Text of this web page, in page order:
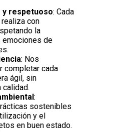
respetuoso: Cada
con
la
emociones de
: Nos
completar cada
ágil, sin
calidad.
:
sostenibles
y el
en buen estado.